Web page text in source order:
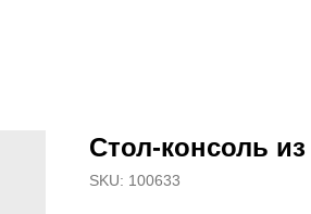
Стол-консоль
SKU: 100633